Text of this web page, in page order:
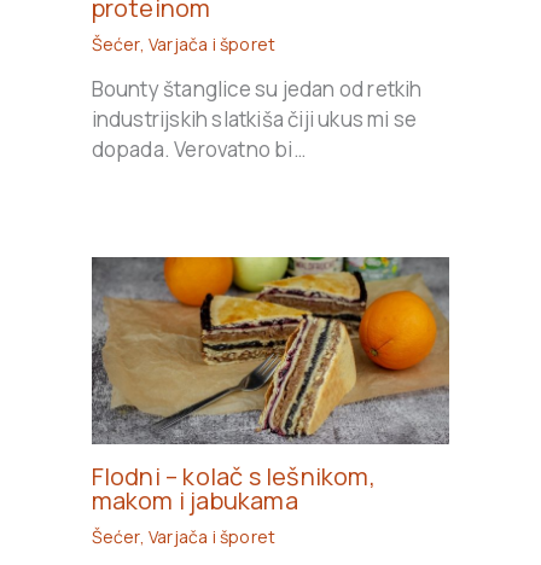
proteinom
Šećer,Varjača i šporet
Bounty štanglice su jedan od retkih
industrijskih slatkiša čiji ukus mi se
dopada. Verovatno bi…
Flodni – kolač s lešnikom,
makom i jabukama
Šećer,Varjača i šporet